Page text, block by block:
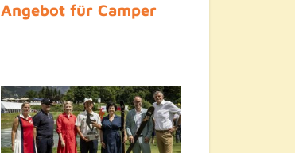
Angebot für Camper